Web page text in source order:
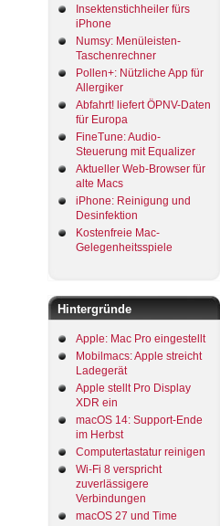
Insektenstichheiler fürs
iPhone
Numsy: Menüleisten-
Taschenrechner
Pollen+: Nützliche App für
Allergiker
Abfahrt! liefert ÖPNV-Daten
für Europa
FineTune: Audio-
Steuerung mit Equalizer
Aktueller Web-Browser für
alte Macs
iPhone: Reinigung und
Desinfektion
Kostenfreie Mac-
Gelegenheitsspiele
Hintergründe
Apple: Mac Pro eingestellt
Mobilmacs: Apple streicht
Ladegerät
Apple stellt Pro Display
XDR ein
macOS 14: Support-Ende
im Herbst
Computertastatur reinigen
Wi-Fi 8 verspricht
zuverlässigere
Verbindungen
macOS 27 und Time